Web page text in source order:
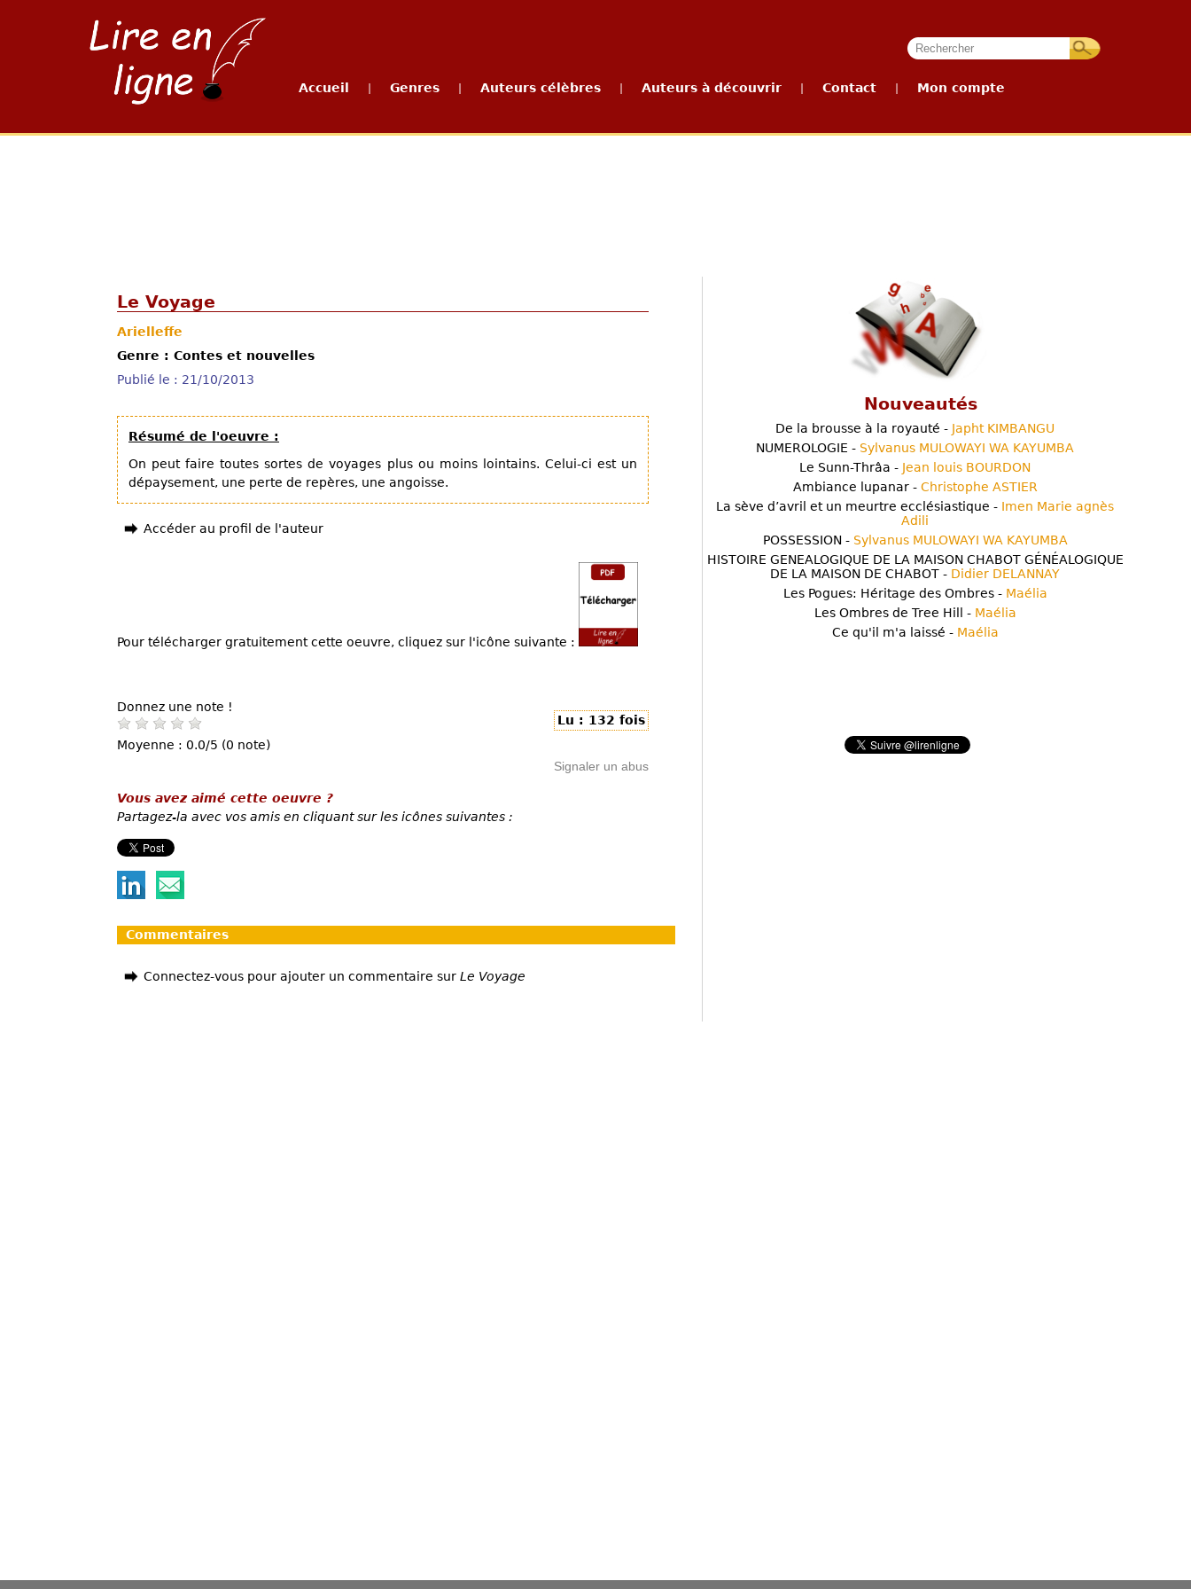
Accueil Genres Auteurs célèbres Auteurs à découvrir Contact Mon compte
Le Voyage
Arielleffe
Genre : Contes et nouvelles
Publié le : 21/10/2013
Résumé de l'oeuvre :
On peut faire toutes sortes de voyages plus ou moins lointains. Celui-ci est un
dépaysement, une perte de repères, une angoisse.
Accéder au profil de l'auteur
Pour télécharger gratuitement cette oeuvre, cliquez sur l'icône suivante :
Donnez une note !
Moyenne : 0.0/5 (0 note)
Lu : 132 fois
Signaler un abus
Vous avez aimé cette oeuvre ?
Partagez-la avec vos amis en cliquant sur les icônes suivantes :
Commentaires
Connectez-vous pour ajouter un commentaire sur Le Voyage
Nouveautés
De la brousse à la royauté - Japht KIMBANGU
NUMEROLOGIE - Sylvanus MULOWAYI WA KAYUMBA
Le Sunn-Thrâa - Jean louis BOURDON
Ambiance lupanar - Christophe ASTIER
La sève d’avril et un meurtre ecclésiastique - Imen Marie agnès
Adili
POSSESSION - Sylvanus MULOWAYI WA KAYUMBA
HISTOIRE GENEALOGIQUE DE LA MAISON CHABOT GÉNÉALOGIQUE
DE LA MAISON DE CHABOT - Didier DELANNAY
Les Pogues: Héritage des Ombres - Maélia
Les Ombres de Tree Hill - Maélia
Ce qu'il m'a laissé - Maélia